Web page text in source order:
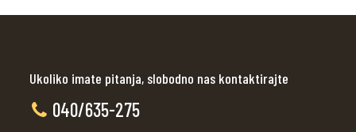
Ukoliko imate pitanja, slobodno nas kontaktirajte
040/635-275